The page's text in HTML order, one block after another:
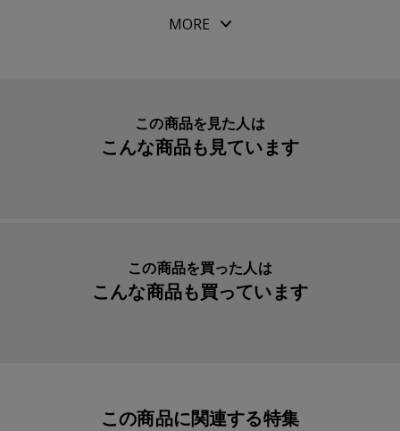
yaya26
MORE
この商品を見た人は
こんな商品も見ています
この商品を買った人は
こんな商品も買っています
この商品に関連する特集